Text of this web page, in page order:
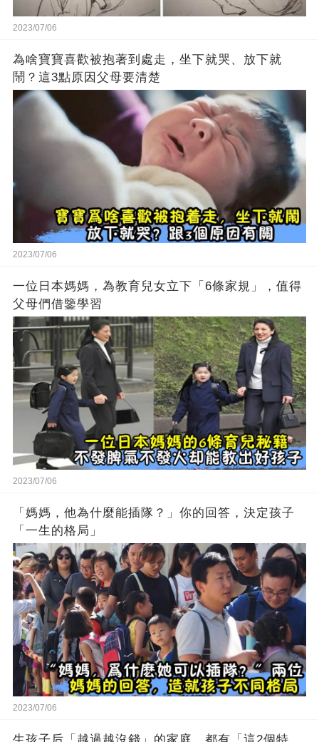
2023/07/06
為啥寶寶喜歡被抱著到處走，坐下就哭、放下就
鬧？這3點原因父母要清楚
2023/07/06
一位日本媽媽，為教育兒女立下「6條家規」，值得
父母們借鑒學習
2023/07/06
「媽媽，他為什麼能插隊？」你的回答，決定孩子
「一生的格局」
2023/07/06